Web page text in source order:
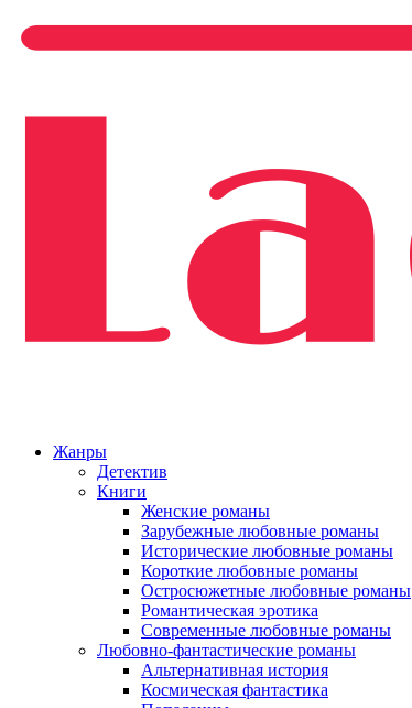
Жанры
Детектив
Книги
Женские романы
Зарубежные любовные романы
Исторические любовные романы
Короткие любовные романы
Остросюжетные любовные романы
Романтическая эротика
Современные любовные романы
Любовно-фантастические романы
Альтернативная история
Космическая фантастика